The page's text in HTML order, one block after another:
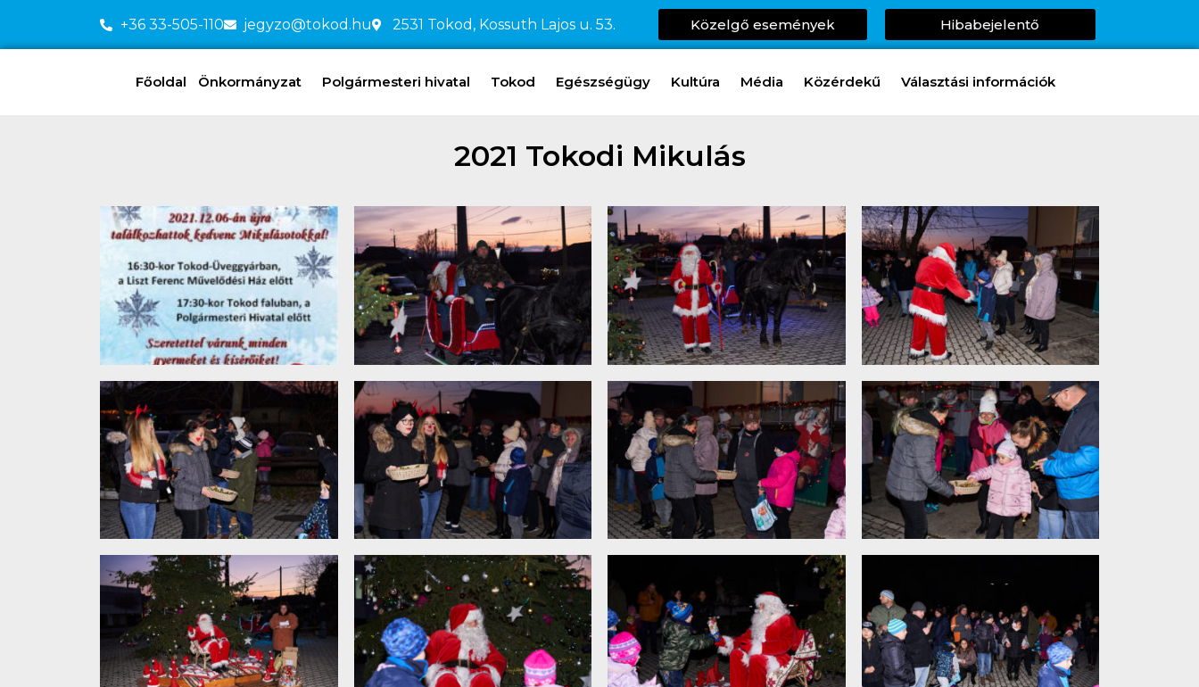
+36 33-505-110 jegyzo@tokod.hu 2531 Tokod, Kossuth Lajos u. 53. Közelgő események Hibabejelentő
Főoldal Önkormányzat Polgármesteri hivatal Tokod Egészségügy Kultúra Média Közérdekű Választási információk
2021 Tokodi Mikulás